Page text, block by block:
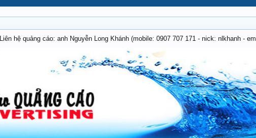
Liên hệ quảng cáo: anh Nguyễn Long Khánh (mobile: 0907 707 171 - nick: nlkhanh -